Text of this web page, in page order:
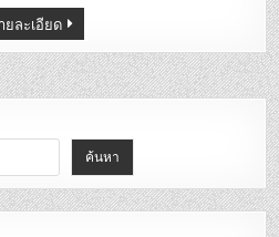
ยละเอียด
ค้นหา